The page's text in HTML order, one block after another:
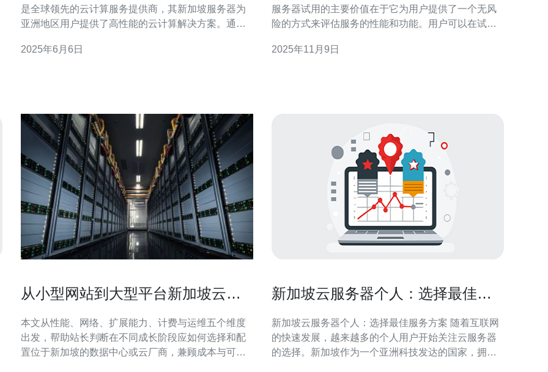
是全球领先的云计算服务提供商，其新加坡服务器为
亚洲地区用户提供了高性能的云计算解决方案。通过
计算服务，满足各种业务需求。 谷歌云新加坡服务器
2025年6月6日
服务器试用的主要价值在于它为用户提供了一个无风
险的方式来评估服务的性能和功能。用户可以在试用
择合适的云服务提供商至关重要。此外，试用期间的
2025年11月9日
从小型网站到大型平台新加坡云服
本文从性能、网络、扩展能力、计费与运维五个维度
出发，帮助站长判断在不同成长阶段应如何选择和配
置位于新加坡的数据中心或云厂商，兼顾成本与可用
新加坡云服务器个人：选择最佳服
新加坡云服务器个人：选择最佳服务方案 随着互联网
的快速发展，越来越多的个人用户开始关注云服务器
的选择。新加坡作为一个亚洲科技发达的国家，拥有